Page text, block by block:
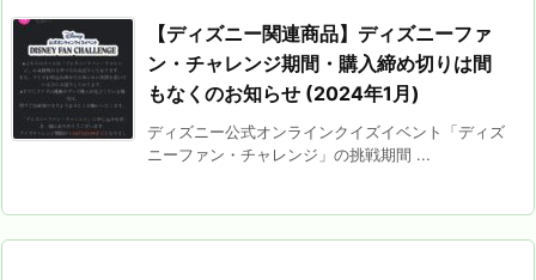
【ディズニー関連商品】ディズニーファ
ン・チャレンジ期間・購入締め切りは間
もなくのお知らせ (2024年1月)
ディズニー公式オンラインクイズイベント「ディズ
ニーファン・チャレンジ」の挑戦期間 ...